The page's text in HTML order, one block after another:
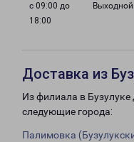
с 09:00 до
18:00
Выходной
Доставка из
Из филиала в Бузулуке
следующие города:
Палимовка